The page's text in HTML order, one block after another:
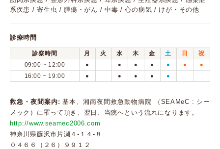
系疾患 / 寄生虫 / 腫瘍・がん / 中毒 / 心の病気 / けが・その他
診療時間
診察時間 月 火 水 木 金 土 日
祝
09:00 ~ 12:00
● ● ● ● ● ● ●
16:00 ~ 19:00 ● ● ● ● ●
救急・夜間案内:基本、湘南夜間救急動物病院 （SEAMeC : シー
メック）に罹って頂き、翌日、当院へという流れになります。
http://www.seamec2006.com
神奈川県藤沢市片瀬４-１４-８
０４６６（２６）９９１２